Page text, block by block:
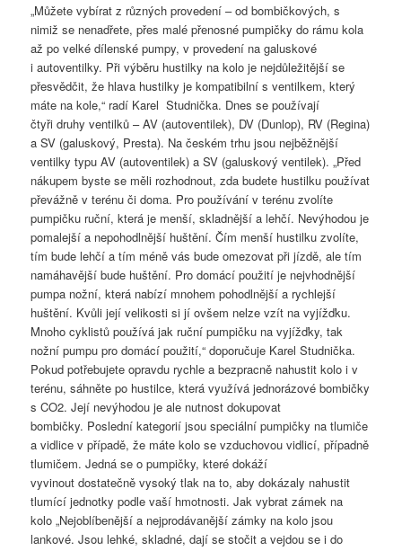
„Můžete vybírat z různých provedení – od bombičkových, s
nimiž se nenadřete, přes malé přenosné pumpičky do rámu kola
až po velké dílenské pumpy, v provedení na galuskové
i autoventilky. Při výběru hustilky na kolo je nejdůležitější se
přesvědčit, že hlava hustilky je kompatibilní s ventilkem, který
máte na kole,“ radí Karel Studnička. Dnes se používají
čtyři druhy ventilků – AV (autoventilek), DV (Dunlop), RV (Regina)
a SV (galuskový, Presta). Na českém trhu jsou nejběžnější
ventilky typu AV (autoventilek) a SV (galuskový ventilek). „Před
nákupem byste se měli rozhodnout, zda budete hustilku používat
převážně v terénu či doma. Pro používání v terénu zvolíte
pumpičku ruční, která je menší, skladnější a lehčí. Nevýhodou je
pomalejší a nepohodlnější huštění. Čím menší hustilku zvolíte,
tím bude lehčí a tím méně vás bude omezovat při jízdě, ale tím
namáhavější bude huštění. Pro domácí použití je nejvhodnější
pumpa nožní, která nabízí mnohem pohodlnější a rychlejší
huštění. Kvůli její velikosti si jí ovšem nelze vzít na vyjížďku.
Mnoho cyklistů používá jak ruční pumpičku na vyjížďky, tak
nožní pumpu pro domácí použití,“ doporučuje Karel Studnička.
Pokud potřebujete opravdu rychle a bezpracně nahustit kolo i v
terénu, sáhněte po hustilce, která využívá jednorázové bombičky
s CO2. Její nevýhodou je ale nutnost dokupovat
bombičky. Poslední kategorií jsou speciální pumpičky na tlumiče
a vidlice v případě, že máte kolo se vzduchovou vidlicí, případně
tlumičem. Jedná se o pumpičky, které dokáží
vyvinout dostatečně vysoký tlak na to, aby dokázaly nahustit
tlumící jednotky podle vaší hmotnosti. Jak vybrat zámek na
kolo „Nejoblíbenější a nejprodávanější zámky na kolo jsou
lankové. Jsou lehké, skladné, dají se stočit a vejdou se i do